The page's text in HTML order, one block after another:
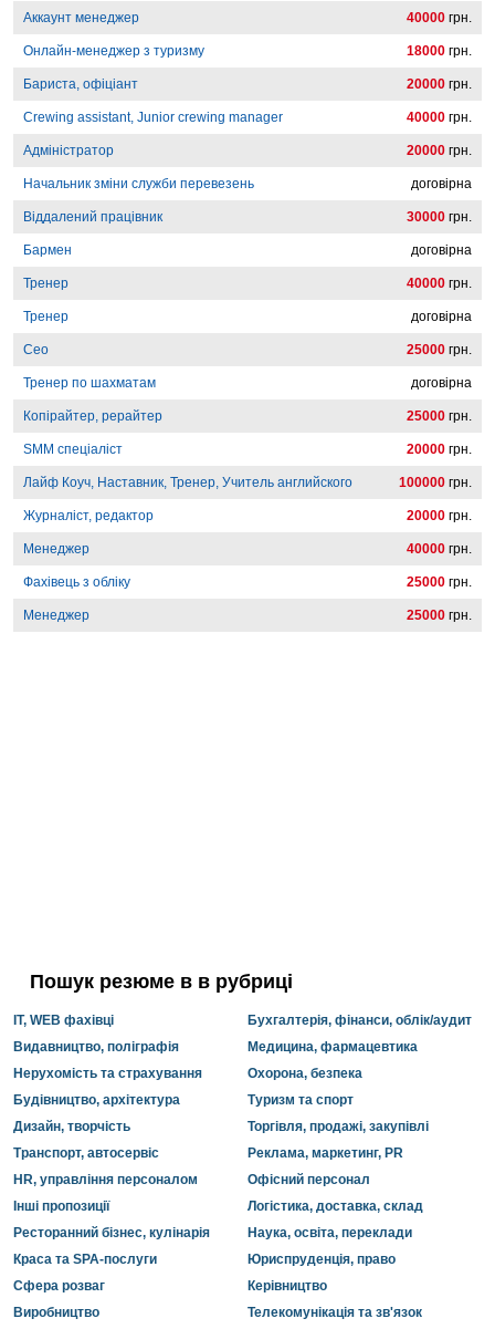
Аккаунт менеджер 40000 грн.
Онлайн-менеджер з туризму 18000 грн.
Бариста, офіціант 20000 грн.
Crewing assistant, Junior crewing manager 40000 грн.
Адміністратор 20000 грн.
Начальник зміни служби перевезень договірна
Віддалений працівник 30000 грн.
Бармен договірна
Тренер 40000 грн.
Тренер договірна
Сео 25000 грн.
Тренер по шахматам договірна
Копірайтер, рерайтер 25000 грн.
SMM спеціаліст 20000 грн.
Лайф Коуч, Наставник, Тренер, Учитель английского 100000 грн.
Журналіст, редактор 20000 грн.
Менеджер 40000 грн.
Фахівець з обліку 25000 грн.
Менеджер 25000 грн.
Пошук резюме в в рубриці
IT, WEB фахівці
Бухгалтерія, фінанси, облік/аудит
Видавництво, поліграфія
Медицина, фармацевтика
Нерухомість та страхування
Охорона, безпека
Будівництво, архітектура
Туризм та спорт
Дизайн, творчість
Торгівля, продажі, закупівлі
Транспорт, автосервіс
Реклама, маркетинг, PR
HR, управління персоналом
Офісний персонал
Інші пропозиції
Логістика, доставка, склад
Ресторанний бізнес, кулінарія
Наука, освіта, переклади
Краса та SPA-послуги
Юриспруденція, право
Сфера розваг
Керівництво
Виробництво
Телекомунікація та зв'язок